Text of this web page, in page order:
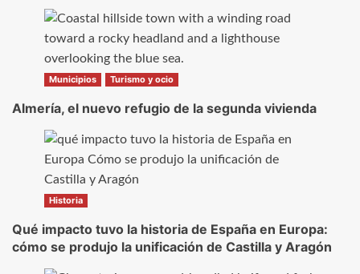
Municipios Turismo y ocio
Almería, el nuevo refugio de la segunda vivienda
Historia
Qué impacto tuvo la historia de España en Europa:
cómo se produjo la unificación de Castilla y Aragón